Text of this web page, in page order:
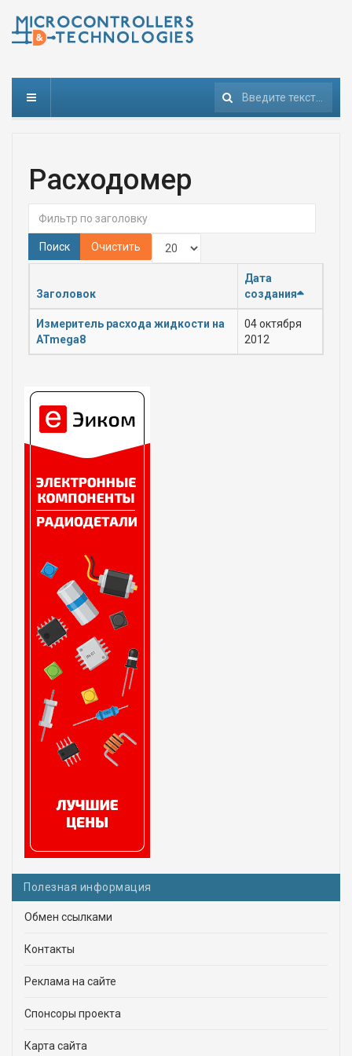
Поиск
Расходомер
Фильтр по заголовку
Поиск Очистить Кол-во строк:
Заголовок
Дата
создания
Измеритель расхода жидкости на
ATmega8
04 октября
2012
Полезная информация
Обмен ссылками
Контакты
Реклама на сайте
Спонсоры проекта
Карта сайта